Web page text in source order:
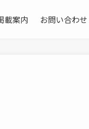
載案内 お問い合わせ